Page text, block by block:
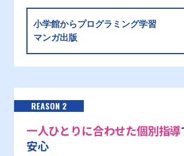
小学館からプログラミング学習
マンガ出版
REASON 2
一人ひとりに合わせた個別指導
安心